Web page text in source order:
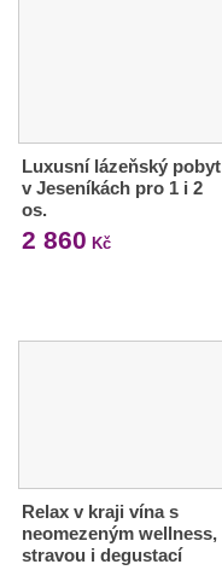
Luxusní lázeňský pobyt
v Jeseníkách pro 1 i 2
os.
2 860 Kč
Relax v kraji vína s
neomezeným wellness,
stravou i degustací